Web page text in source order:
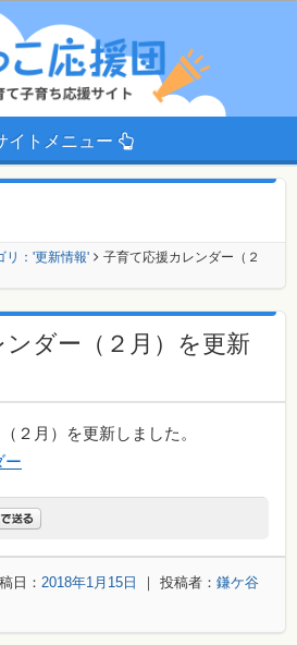
イトメニュー
リ：'更新情報'
子育て応援カレンダー（２
ダー（２月）を更新
２月）を更新しました。
ー
日： 2018年1月15日 ｜ 投稿者： 鎌ケ谷